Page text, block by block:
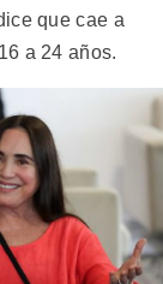
que cae a
a 24 años.